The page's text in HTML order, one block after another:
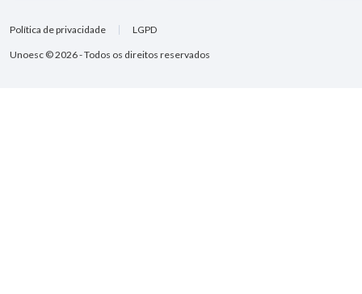
Unoesc © 2026 - Todos os direitos reservados
Política de privacidade LGPD